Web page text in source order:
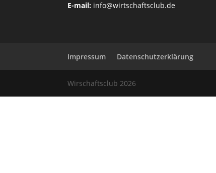
E-mail: info@wirtschaftsclub.de
Impressum Datenschutzerklärung
Wirschaftsclub 2026